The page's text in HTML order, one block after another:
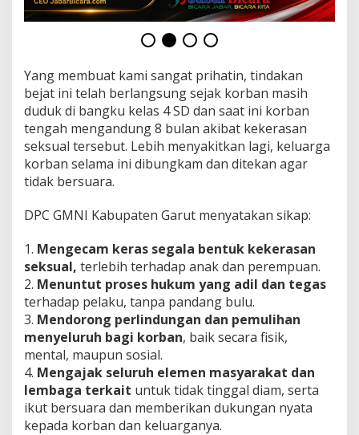
Yang membuat kami sangat prihatin, tindakan
bejat ini telah berlangsung sejak korban masih
duduk di bangku kelas 4 SD dan saat ini korban
tengah mengandung 8 bulan akibat kekerasan
seksual tersebut. Lebih menyakitkan lagi, keluarga
korban selama ini dibungkam dan ditekan agar
tidak bersuara.
DPC GMNI Kabupaten Garut menyatakan sikap:
1. Mengecam keras segala bentuk kekerasan
seksual, terlebih terhadap anak dan perempuan.
2. Menuntut proses hukum yang adil dan tegas
terhadap pelaku, tanpa pandang bulu.
3. Mendorong perlindungan dan pemulihan
menyeluruh bagi korban, baik secara fisik,
mental, maupun sosial.
4. Mengajak seluruh elemen masyarakat dan
lembaga terkait untuk tidak tinggal diam, serta
ikut bersuara dan memberikan dukungan nyata
kepada korban dan keluarganya.